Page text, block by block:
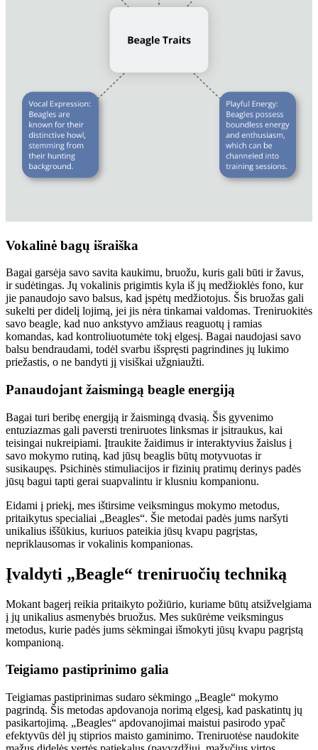
Vokalinė bagų išraiška
Bagai garsėja savo savita kaukimu, bruožu, kuris gali būti ir žavus,
ir sudėtingas. Jų vokalinis prigimtis kyla iš jų medžioklės fono, kur
jie panaudojo savo balsus, kad įspėtų medžiotojus. Šis bruožas gali
sukelti per didelį lojimą, jei jis nėra tinkamai valdomas. Treniruokitės
savo beagle, kad nuo ankstyvo amžiaus reaguotų į ramias
komandas, kad kontroliuotumėte tokį elgesį. Bagai naudojasi savo
balsu bendraudami, todėl svarbu išspręsti pagrindines jų lukimo
priežastis, o ne bandyti jį visiškai užgniaužti.
Panaudojant žaismingą beagle energiją
Bagai turi beribę energiją ir žaismingą dvasią. Šis gyvenimo
entuziazmas gali paversti treniruotes linksmas ir įsitraukus, kai
teisingai nukreipiami. Įtraukite žaidimus ir interaktyvius žaislus į
savo mokymo rutiną, kad jūsų beaglis būtų motyvuotas ir
susikaupęs. Psichinės stimuliacijos ir fizinių pratimų derinys padės
jūsų bagui tapti gerai suapvalintu ir klusniu kompanionu.
Eidami į priekį, mes ištirsime veiksmingus mokymo metodus,
pritaikytus specialiai „Beagles“. Šie metodai padės jums naršyti
unikalius iššūkius, kuriuos pateikia jūsų kvapu pagrįstas,
nepriklausomas ir vokalinis kompanionas.
Įvaldyti „Beagle“ treniruočių techniką
Mokant bagerį reikia pritaikyto požiūrio, kuriame būtų atsižvelgiama
į jų unikalius asmenybės bruožus. Mes sukūrėme veiksmingus
metodus, kurie padės jums sėkmingai išmokyti jūsų kvapu pagrįstą
kompanioną.
Teigiamo pastiprinimo galia
Teigiamas pastiprinimas sudaro sėkmingo „Beagle“ mokymo
pagrindą. Šis metodas apdovanoja norimą elgesį, kad paskatintų jų
pasikartojimą. „Beagles“ apdovanojimai maistui pasirodo ypač
efektyvūs dėl jų stiprios maisto gaminimo. Treniruotėse naudokite